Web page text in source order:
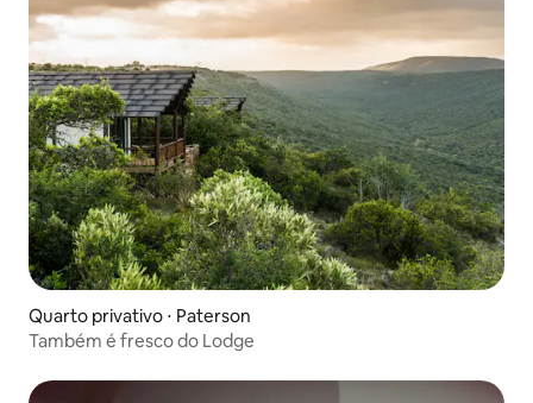
Quarto privativo ⋅ Paterson
Também é fresco do Lodge